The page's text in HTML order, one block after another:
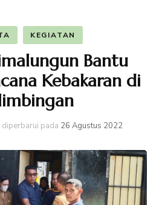
KEGIATAN
Bantu
Kebakaran di
diperbarui pada 26 Agustus 2022